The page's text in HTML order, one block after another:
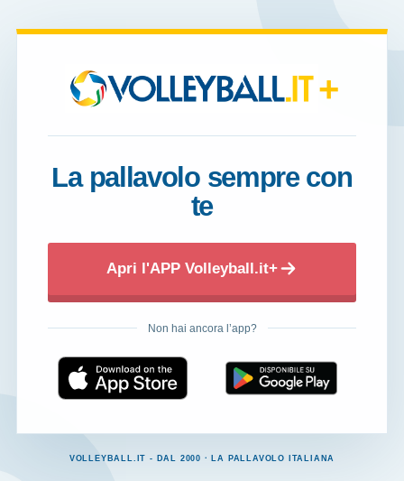
+
La pallavolo sempre con
te
Apri l'APP Volleyball.it+
Non hai ancora l’app?
VOLLEYBALL.IT - DAL 2000 · LA PALLAVOLO ITALIANA